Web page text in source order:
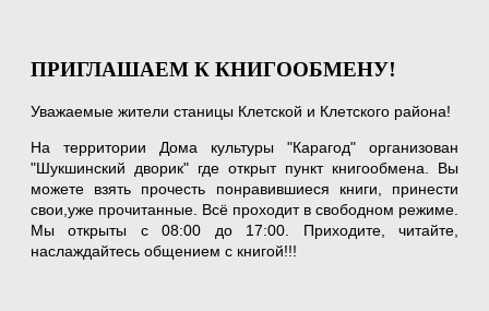
ПРИГЛАШАЕМ К КНИГООБМЕНУ!
Уважаемые жители станицы Клетской и Клетского района!
На территории Дома культуры "Карагод" организован
"Шукшинский дворик" где открыт пункт книгообмена. Вы
можете взять прочесть понравившиеся книги, принести
свои,уже прочитанные. Всё проходит в свободном режиме.
Мы открыты с 08:00 до 17:00. Приходите, читайте,
наслаждайтесь общением с книгой!!!